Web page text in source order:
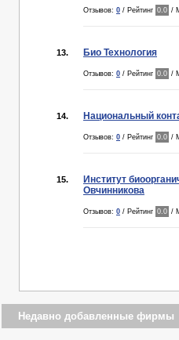
Отзывов: 0 / Рейтинг 0.0 /
13. Био Технология
Отзывов: 0 / Рейтинг 0.0 /
14. Национальный
Отзывов: 0 / Рейтинг 0.0 /
15.
Институт
Овчинникова
Отзывов: 0 / Рейтинг 0.0 /
Недавно добавленные фирмы